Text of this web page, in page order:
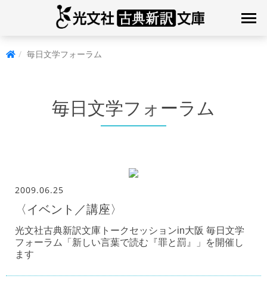
毎日文学フォーラム
毎日文学フォーラム
2009.06.25
〈イベント／講座〉
光文社古典新訳文庫トークセッションin大阪 毎日文学
フォーラム「新しい言葉で読む『罪と罰』」を開催し
ます